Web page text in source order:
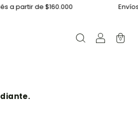
de $160.000 Envíos a
0